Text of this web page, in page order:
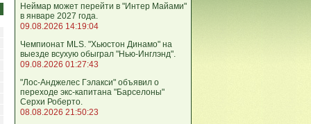
Неймар может перейти в "Интер Майами"
в январе 2027 года.
09.08.2026 14:19:04
Чемпионат MLS. "Хьюстон Динамо" на
выезде всухую обыграл "Нью-Инглэнд".
09.08.2026 01:27:43
"Лос-Анджелес Гэлакси" объявил о
переходе экс-капитана "Барселоны"
Серхи Роберто.
08.08.2026 21:50:23